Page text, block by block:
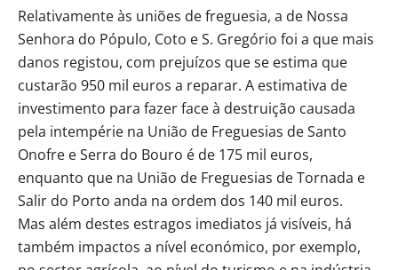
Relativamente às uniões de freguesia, a de Nossa
Senhora do Pópulo, Coto e S. Gregório foi a que mais
danos registou, com prejuízos que se estima que
custarão 950 mil euros a reparar. A estimativa de
investimento para fazer face à destruição causada
pela intempérie na União de Freguesias de Santo
Onofre e Serra do Bouro é de 175 mil euros,
enquanto que na União de Freguesias de Tornada e
Salir do Porto anda na ordem dos 140 mil euros.
Mas além destes estragos imediatos já visíveis, há
também impactos a nível económico, por exemplo,